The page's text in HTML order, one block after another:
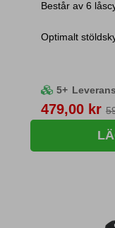
Består av 6
Optimalt
5+
Pris
479,00 kr